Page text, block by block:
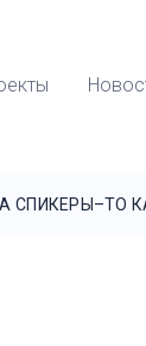
А СПИКЕРЫ–ТО